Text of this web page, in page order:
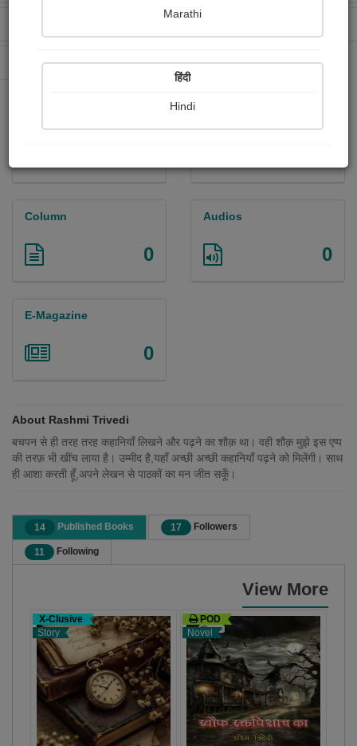
17 Paperback Sold
Column
0
Audios
0
E-Magazine
0
About Rashmi Trivedi
बचपन से ही तरह तरह कहानियाँ लिखने और पढ़ने का शौक़ था। वही शौक़ मुझे इस एप्प
की तरफ़ भी खींच लाया है। उम्मीद है,यहाँ अच्छी अच्छी कहानियाँ पढ़ने को मिलेंगी। साथ
ही आशा करती हूँ,अपने लेखन से पाठकों का मन जीत सकूँ।
14 Published Books 17 Followers
11 Following
View More
X-Clusive
Story
POD
Novel
Marathi
हिंदी
Hindi